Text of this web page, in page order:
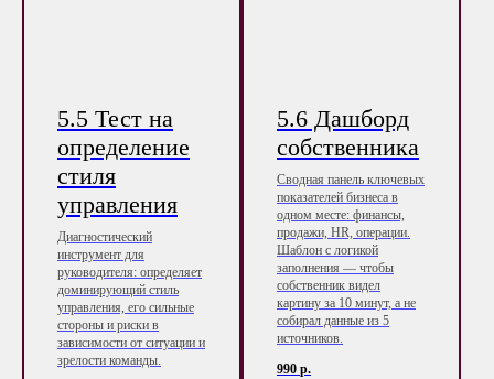
5.5 Тест на
определение
стиля
управления
Диагностический
инструмент для
руководителя: определяет
доминирующий стиль
управления, его сильные
стороны и риски в
зависимости от ситуации и
зрелости команды.
5.6 Дашборд
собственника
Сводная панель ключевых
показателей бизнеса в
одном месте: финансы,
продажи, HR, операции.
Шаблон с логикой
заполнения — чтобы
собственник видел
картину за 10 минут, а не
собирал данные из 5
источников.
990 р.